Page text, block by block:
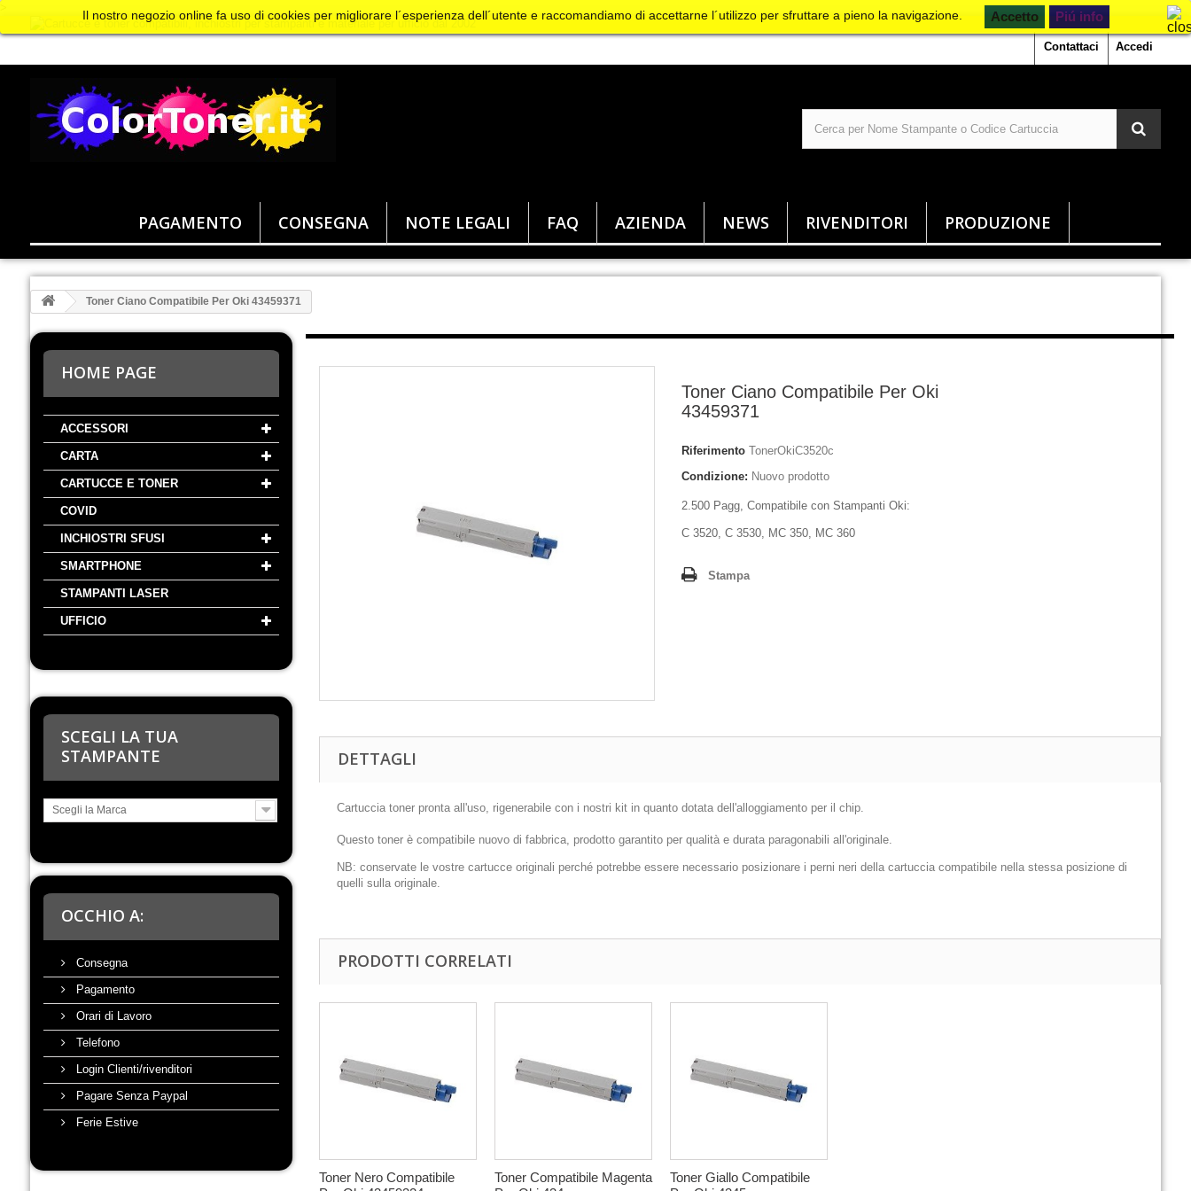
Accedi
Contattaci
PAGAMENTO CONSEGNA NOTE LEGALI FAQ AZIENDA NEWS RIVENDITORI PRODUZIONE
Il nostro negozio online fa uso di cookies per migliorare l´esperienza dell´utente e raccomandiamo di accettarne l´utilizzo per sfruttare a pieno la navigazione. Piú info
Toner Ciano Compatibile Per Oki 43459371
HOME PAGE
ACCESSORI
CARTA
CARTUCCE E TONER
COVID
INCHIOSTRI SFUSI
SMARTPHONE
STAMPANTI LASER
UFFICIO
SCEGLI LA TUA
STAMPANTE
Scegli la Marca
OCCHIO A:
Consegna
Pagamento
Orari di Lavoro
Telefono
Login Clienti/rivenditori
Pagare Senza Paypal
Ferie Estive
Toner Ciano Compatibile Per Oki
43459371
Riferimento TonerOkiC3520c
Condizione: Nuovo prodotto
2.500 Pagg, Compatibile con Stampanti Oki:
C 3520, C 3530, MC 350, MC 360
Stampa
DETTAGLI
Cartuccia toner pronta all'uso, rigenerabile con i nostri kit in quanto dotata dell'alloggiamento per il chip.
Questo toner è compatibile nuovo di fabbrica, prodotto garantito per qualità e durata paragonabili all'originale.
NB: conservate le vostre cartucce originali perché potrebbe essere necessario posizionare i perni neri della cartuccia compatibile nella stessa posizione di
quelli sulla originale.
PRODOTTI CORRELATI
Toner Nero Compatibile
Toner Compatibile Magenta
Toner Giallo Compatibile